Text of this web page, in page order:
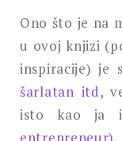
Ono što je na
u ovoj knjizi
inspiracije) je
šarlatan itd,
isto kao ja